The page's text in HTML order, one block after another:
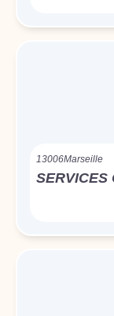
13006Marseille
SERVICES